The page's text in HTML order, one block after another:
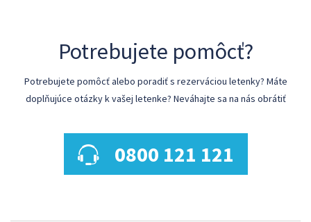
Potrebujete pomôcť?
Potrebujete pomôcť alebo poradiť s rezerváciou letenky? Máte
doplňujúce otázky k vašej letenke? Neváhajte sa na nás obrátiť
0800 121 121